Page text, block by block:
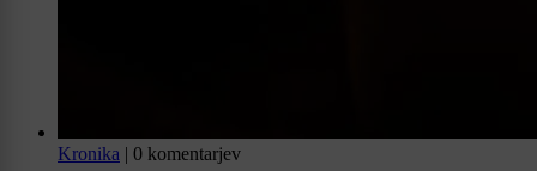
Kronika | 0 komentarjev